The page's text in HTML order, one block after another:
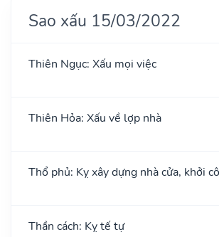
Sao xấu 15/03/2022
Thiên Ngục: Xấu mọi việc
Thiên Hỏa: Xấu về lợp nhà
Thổ phủ: Kỵ xây dựng nhà cửa, khởi
Thần cách: Kỵ tế tự